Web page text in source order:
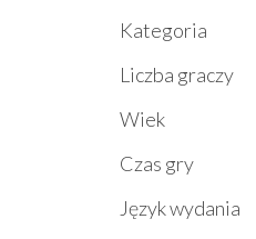
Kategoria
Liczba graczy
Wiek
Czas gry
Język wydania